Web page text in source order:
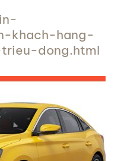
khach-hang-
dong.html